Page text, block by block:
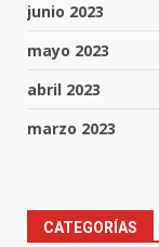
junio 2023
mayo 2023
abril 2023
marzo 2023
CATEGORÍAS